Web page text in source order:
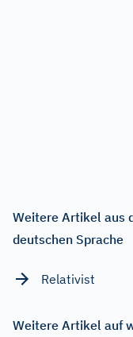
Weitere Artikel aus
deutschen Sprache
Relativist
Weitere Artikel auf